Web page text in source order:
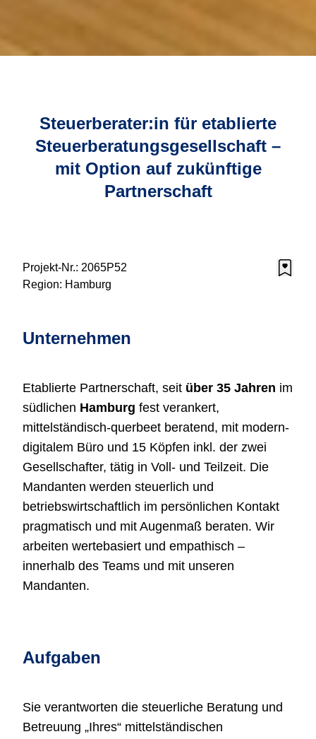
Steuerberater:in für etablierte
Steuerberatungsgesellschaft –
mit Option auf zukünftige
Partnerschaft
Projekt-Nr.: 2065P52
Region: Hamburg
Unternehmen
Etablierte Partnerschaft, seit über 35 Jahren im
südlichen Hamburg fest verankert,
mittelständisch-querbeet beratend, mit modern-
digitalem Büro und 15 Köpfen inkl. der zwei
Gesellschafter, tätig in Voll- und Teilzeit. Die
Mandanten werden steuerlich und
betriebswirtschaftlich im persönlichen Kontakt
pragmatisch und mit Augenmaß beraten. Wir
arbeiten wertebasiert und empathisch –
innerhalb des Teams und mit unseren
Mandanten.
Aufgaben
Sie verantworten die steuerliche Beratung und
Betreuung „Ihres“ mittelständischen